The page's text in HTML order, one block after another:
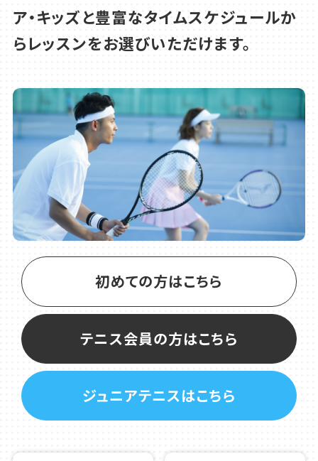
2026.06.29 カルチャー
ア・キッズと豊富なタイムスケジュールか
らレッスンをお選びいただけます。
初めての方はこちら
テニス会員の方はこちら
ジュニアテニスはこちら